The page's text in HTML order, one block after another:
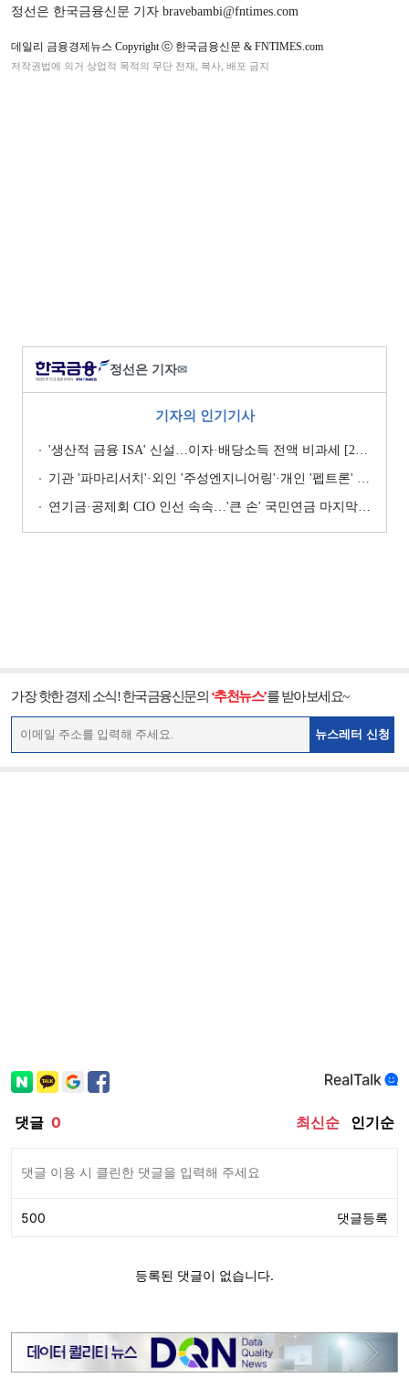
정선은 한국금융신문 기자 bravebambi@fntimes.com
데일리 금융경제뉴스 Copyright ⓒ 한국금융신문 & FNTIMES.com
저작권법에 의거 상업적 목적의 무단 전재, 복사, 배포 금지
정선은 기자✉
기자의 인기기사
'생산적 금융 ISA' 신설…이자·배당소득 전액 비과세 [2026 세제개편안]
기관 '파마리서치'·외인 '주성엔지니어링'·개인 '펩트론' 1위 [주간 코스닥 순매수- 2026년 7월27일~7월31일]
연기금·공제회 CIO 인선 속속…'큰 손' 국민연금 마지막 타자
가장 핫한 경제 소식! 한국금융신문의 ‘추천뉴스’를 받아보세요~
뉴스레터 신청